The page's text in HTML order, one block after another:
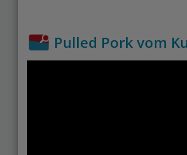
Pulled Pork vom